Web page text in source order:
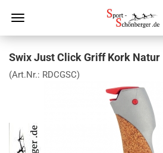
Swix Just Click Griff Kork Natur
(Art.Nr.: RDCGSC)